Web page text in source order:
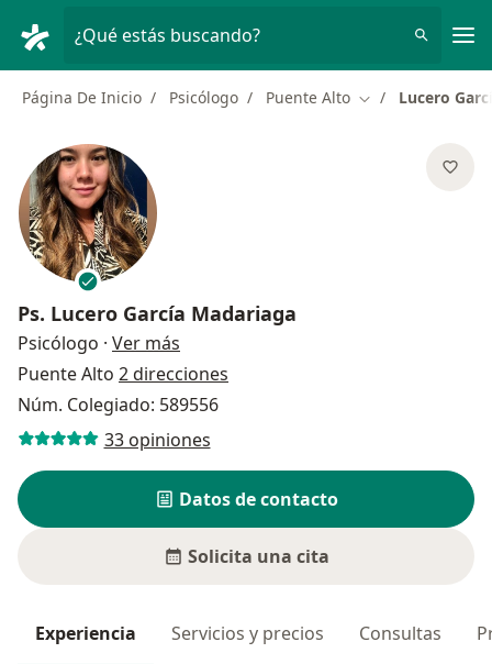
¿Qué estás buscando?
Página De Inicio Psicólogo Puente Alto Cambiar de
Lucero
Ps. Lucero García Madariaga
Psicólogo · Ver más
Puente Alto 2 direcciones
Núm. Colegiado: 589556
33 opiniones
Datos de contacto
Solicita una cita
Experiencia Servicios y precios Consultas